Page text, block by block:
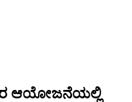
ಆಯೋಜನೆಯಲ್ಲಿ